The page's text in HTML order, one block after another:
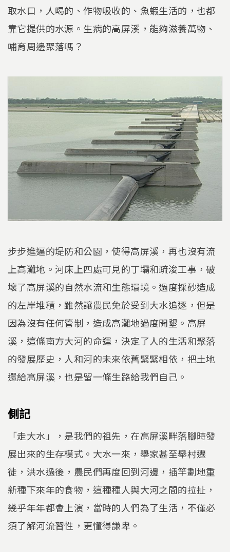
取水口，人喝的、作物吸收的、魚蝦生活的，也都
靠它提供的水源。生病的高屏溪，能夠滋養萬物、
哺育周邊聚落嗎？
步步進逼的堤防和公園，使得高屏溪，再也沒有流
上高灘地。河床上四處可見的丁壩和疏浚工事，破
壞了高屏溪的自然水流和生態環境。過度採砂造成
的左岸堆積，雖然讓農民免於受到大水追逐，但是
因為沒有任何管制，造成高灘地過度開墾。高屏
溪，這條南方大河的命運，決定了人的生活和聚落
的發展歷史，人和河的未來依舊緊緊相依，把土地
還給高屏溪，也是留一條生路給我們自己。
側記
「走大水」，是我們的祖先，在高屏溪畔落腳時發
展出來的生存模式。大水一來，舉家甚至舉村遷
徙，洪水過後，農民們再度回到河邊，插竿劃地重
新種下來年的食物，這種種人與大河之間的拉扯，
幾乎年年都會上演，當時的人們為了生活，不僅必
須了解河流習性，更懂得謙卑。